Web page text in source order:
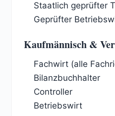
Staatlich geprüfter
Geprüfter
Kaufmännisch &
Fachwirt (alle
Bilanzbuchhalter
Controller
Betriebswirt